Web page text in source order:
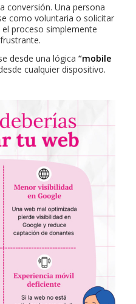
conversión. Una persona
como voluntaria o solicitar
proceso simplemente
desde una lógica “mobile
cualquier dispositivo.